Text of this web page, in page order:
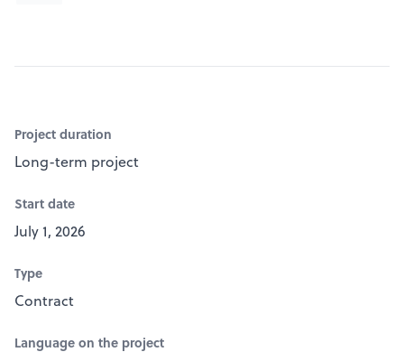
Project duration
Long-term project
Start date
July 1, 2026
Type
Contract
Language on the project